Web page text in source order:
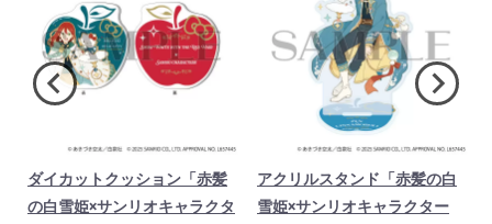
ダイカットクッション「赤髪
の白雪姫×サンリオキャラクタ
アクリルスタンド「赤髪の白
雪姫×サンリオキャラクター